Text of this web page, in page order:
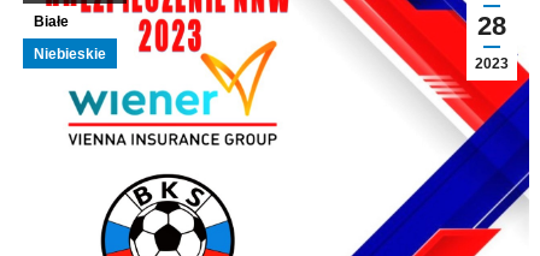
28
2023
Białe
Niebieskie